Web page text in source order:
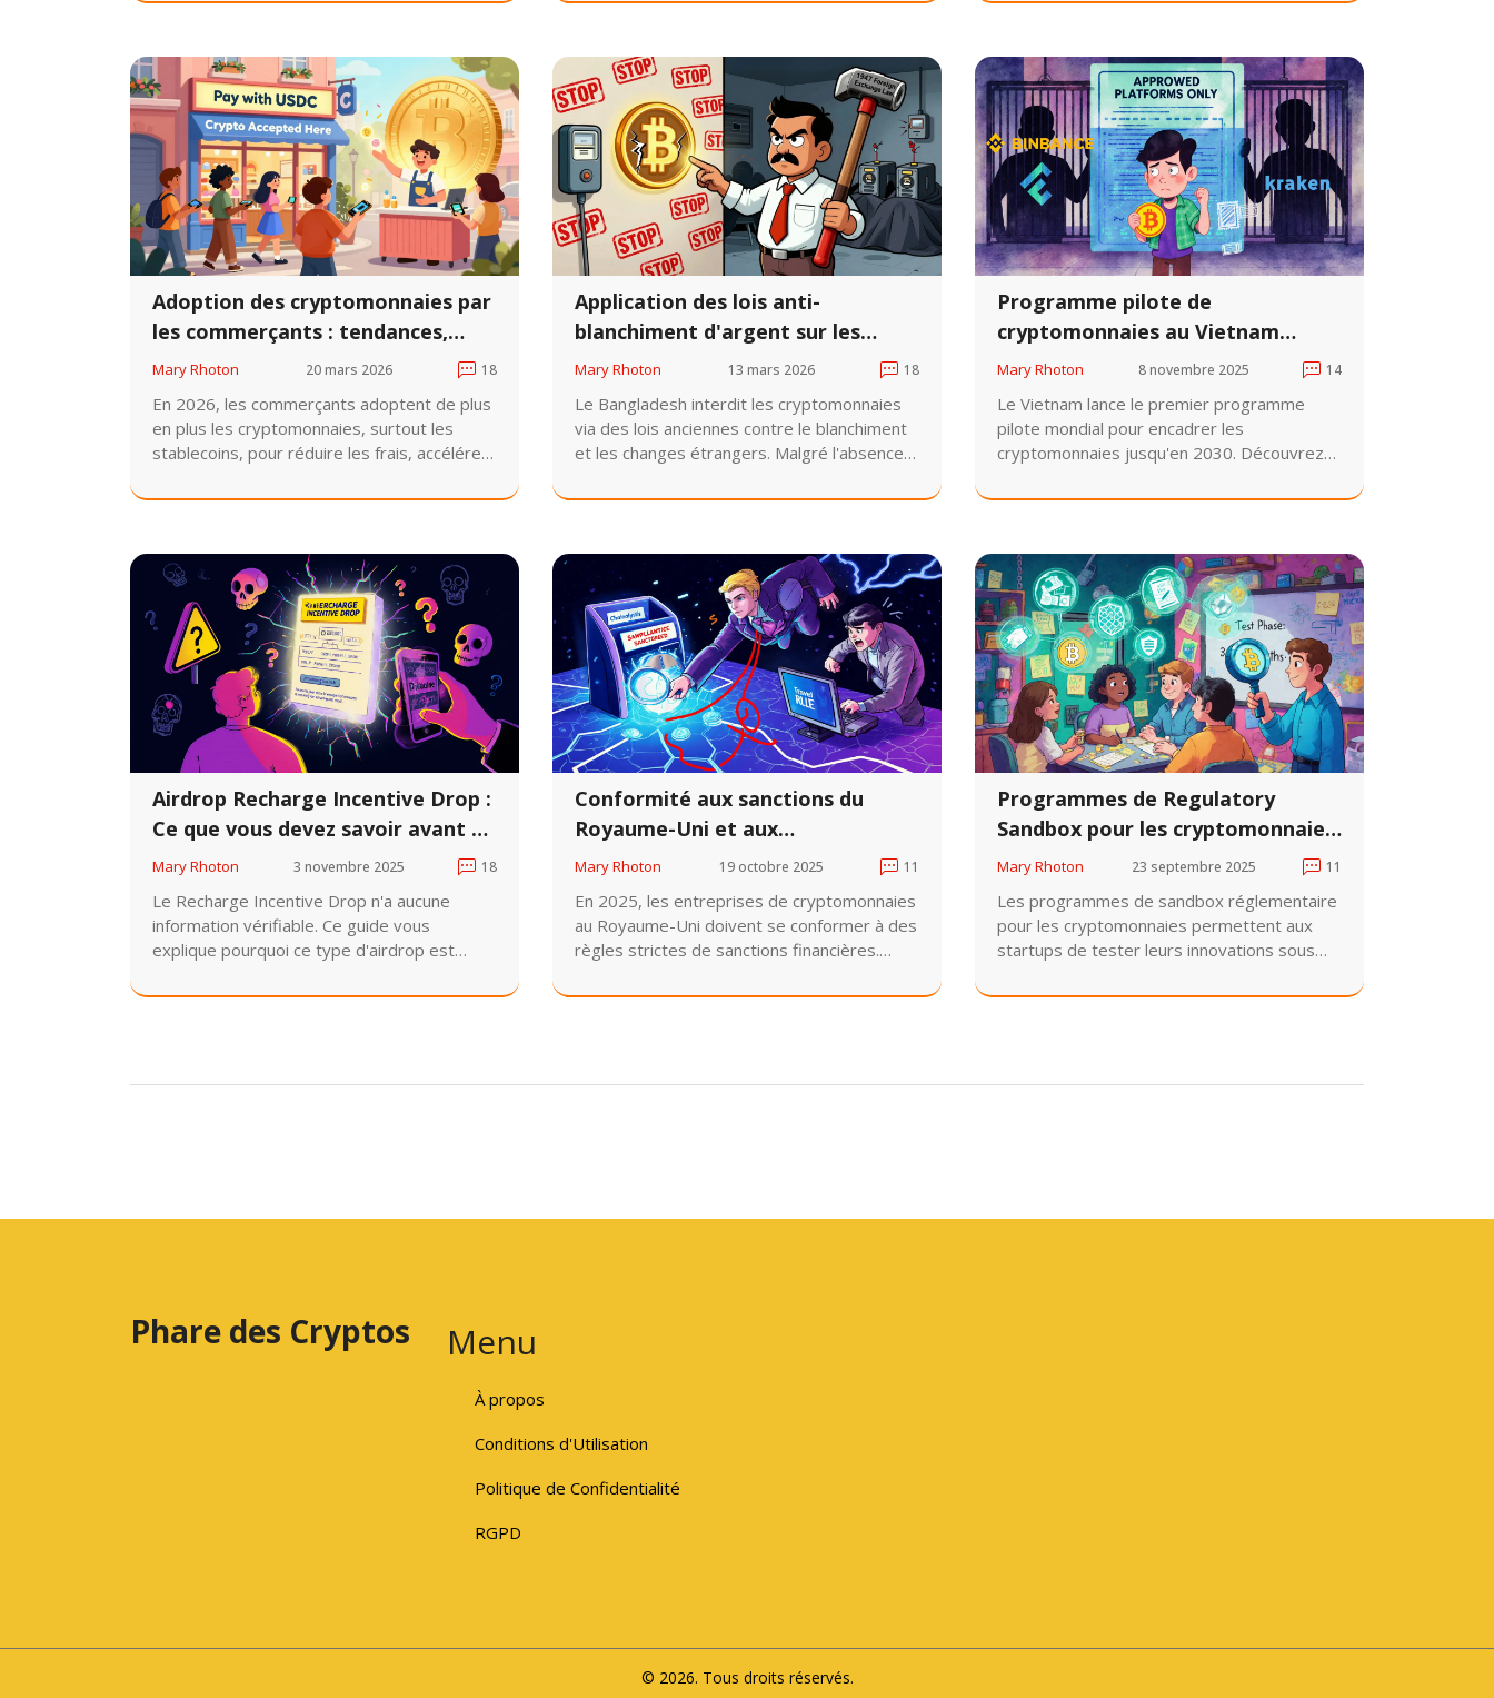
l'accès à Binance et les risques juridiques
et des risques d'amendes.
guide complet sur la technologie blockchain
Adoption des cryptomonnaies par
les commerçants : tendances,
avantages et défis en 2026
Mary Rhoton 20 mars 2026 18
En 2026, les commerçants adoptent de plus
en plus les cryptomonnaies, surtout les
stablecoins, pour réduire les frais, accélérer
jeunes consommateurs. Découvrez qui
stablecoins sont la clé.
Application des lois anti-
blanchiment d'argent sur les
cryptomonnaies au Bangladesh
Mary Rhoton 13 mars 2026 18
Le Bangladesh interdit les cryptomonnaies
via des lois anciennes contre le blanchiment
et les changes étrangers. Malgré l'absence
sont arrêtés. Le pays reste isolé en Asie du
pour l'administration.
Programme pilote de
cryptomonnaies au Vietnam
jusqu'en 2027 : ce qu'il faut savoir
Mary Rhoton 8 novembre 2025 14
Le Vietnam lance le premier programme
pilote mondial pour encadrer les
cryptomonnaies jusqu'en 2030. Découvrez
risques et ce que cela change pour les
Airdrop Recharge Incentive Drop :
Ce que vous devez savoir avant de
participer
Mary Rhoton 3 novembre 2025 18
Le Recharge Incentive Drop n'a aucune
information vérifiable. Ce guide vous
explique pourquoi ce type d'airdrop est
quels projets légitimes méritent votre
Conformité aux sanctions du
Royaume-Uni et aux
cryptomonnaies en 2025
Mary Rhoton 19 octobre 2025 11
En 2025, les entreprises de cryptomonnaies
au Royaume-Uni doivent se conformer à des
règles strictes de sanctions financières.
des violations, et les outils de surveillance
Programmes de Regulatory
Sandbox pour les cryptomonnaies
: comment ils stimulent
l'innovation tout en protégeant
les consommateurs
Mary Rhoton 23 septembre 2025 11
Les programmes de sandbox réglementaire
pour les cryptomonnaies permettent aux
startups de tester leurs innovations sous
accélérant le déploiement. L'UE et plusieurs
Phare des Cryptos Menu
À propos
Conditions d'Utilisation
Politique de Confidentialité
RGPD
© 2026. Tous droits réservés.